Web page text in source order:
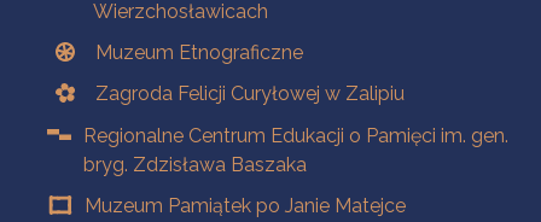
Wierzchosławicach
Muzeum Etnograficzne
Zagroda Felicji Curyłowej w Zalipiu
Regionalne Centrum Edukacji o Pamięci im. gen.
bryg. Zdzisława Baszaka
Muzeum Pamiątek po Janie Matejce